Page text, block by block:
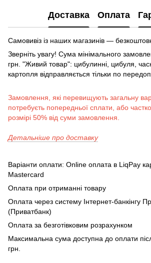
Доставка Оплата
Самовивіз із наших магазинів —
Зверніть увагу! Сума мінімального
грн. "Живий товар": цибулинні, цибуля,
картопля відправляється тільки по
Замовлення, які перевищують загальну
потребуєть попередньої сплати, або
розмірі 50% від суми замовлення.
Детальніше про доставку
Варіанти оплати: Online оплата в LiqPay
Mastercard
Оплата при отриманні товару
Оплата через систему Інтернет-банкінгу
(Приватбанк)
Оплата за безготівковим розрахунком
Максимальна сума доступна до оплати
грн.